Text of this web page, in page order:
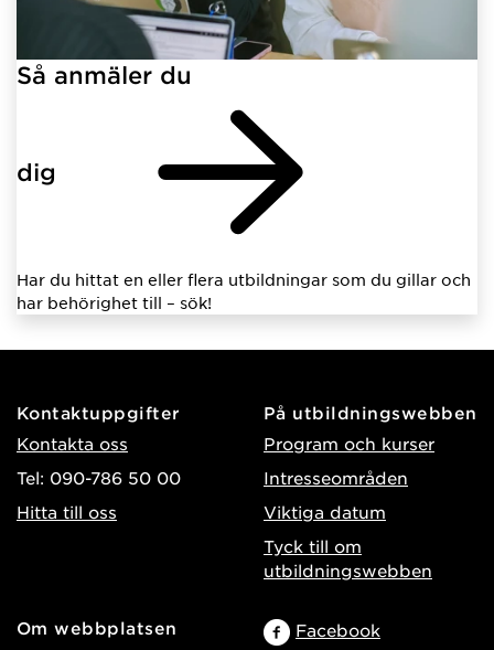
Så anmäler du
dig
Har du hittat en eller flera utbildningar som du gillar och
har behörighet till – sök!
Kontaktuppgifter
Kontakta oss
Tel: 090-786 50 00
Hitta till oss
På utbildningswebben
Program och kurser
Intresseområden
Viktiga datum
Tyck till om
utbildningswebben
Om webbplatsen
Facebook